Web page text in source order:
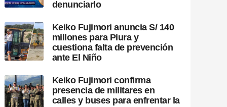
denunciarlo
Keiko Fujimori anuncia S/ 140
millones para Piura y
cuestiona falta de prevención
ante El Niño
Keiko Fujimori confirma
presencia de militares en
calles y buses para enfrentar la